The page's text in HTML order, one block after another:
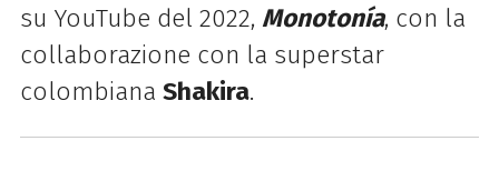
su YouTube del 2022, Monotonía, con la
collaborazione con la superstar
colombiana Shakira.